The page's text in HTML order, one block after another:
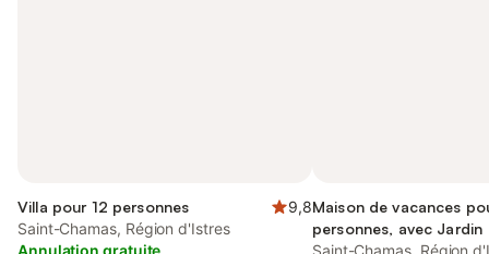
Villa pour 12 personnes
9,8
Saint-Chamas, Région d'Istres
Annulation gratuite
Maison de vacances
personnes, avec Jardin
Saint-Chamas, Région